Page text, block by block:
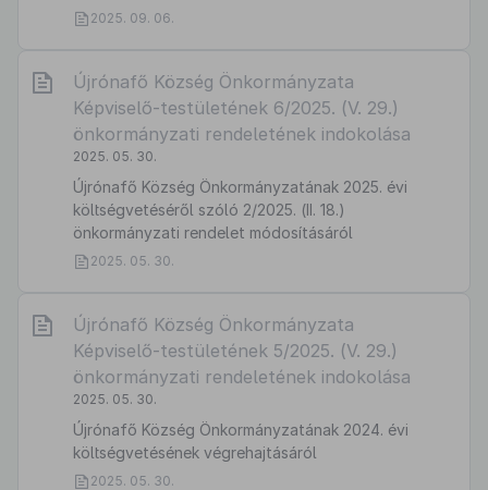
2025. 09. 06.
Újrónafő Község Önkormányzata
Képviselő-testületének 6/2025. (V. 29.)
önkormányzati rendeletének indokolása
2025. 05. 30.
Újrónafő Község Önkormányzatának 2025. évi
költségvetéséről szóló 2/2025. (II. 18.)
önkormányzati rendelet módosításáról
2025. 05. 30.
Újrónafő Község Önkormányzata
Képviselő-testületének 5/2025. (V. 29.)
önkormányzati rendeletének indokolása
2025. 05. 30.
Újrónafő Község Önkormányzatának 2024. évi
költségvetésének végrehajtásáról
2025. 05. 30.